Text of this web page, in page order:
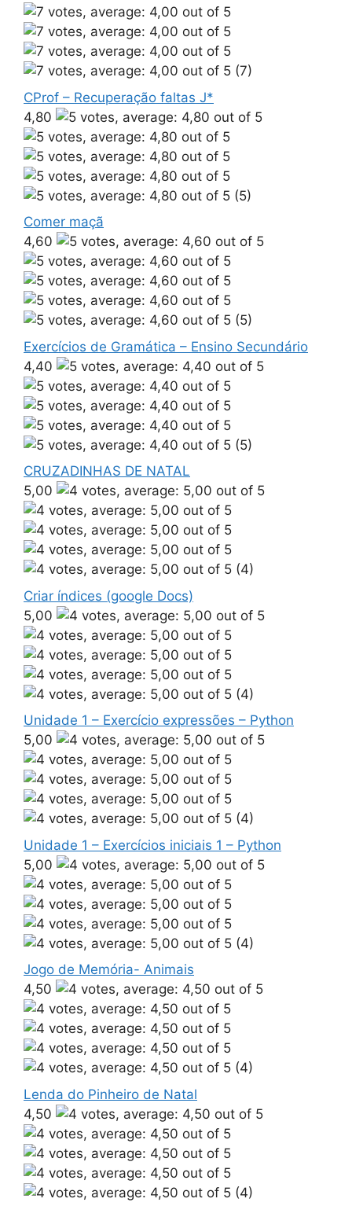
(7)
CProf – Recuperação faltas J*
4,80
(5)
Comer maçã
4,60
(5)
Exercícios de Gramática – Ensino Secundário
4,40
(5)
CRUZADINHAS DE NATAL
5,00
(4)
Criar índices (google Docs)
5,00
(4)
Unidade 1 – Exercício expressões – Python
5,00
(4)
Unidade 1 – Exercícios iniciais 1 – Python
5,00
(4)
Jogo de Memória- Animais
4,50
(4)
Lenda do Pinheiro de Natal
4,50
(4)